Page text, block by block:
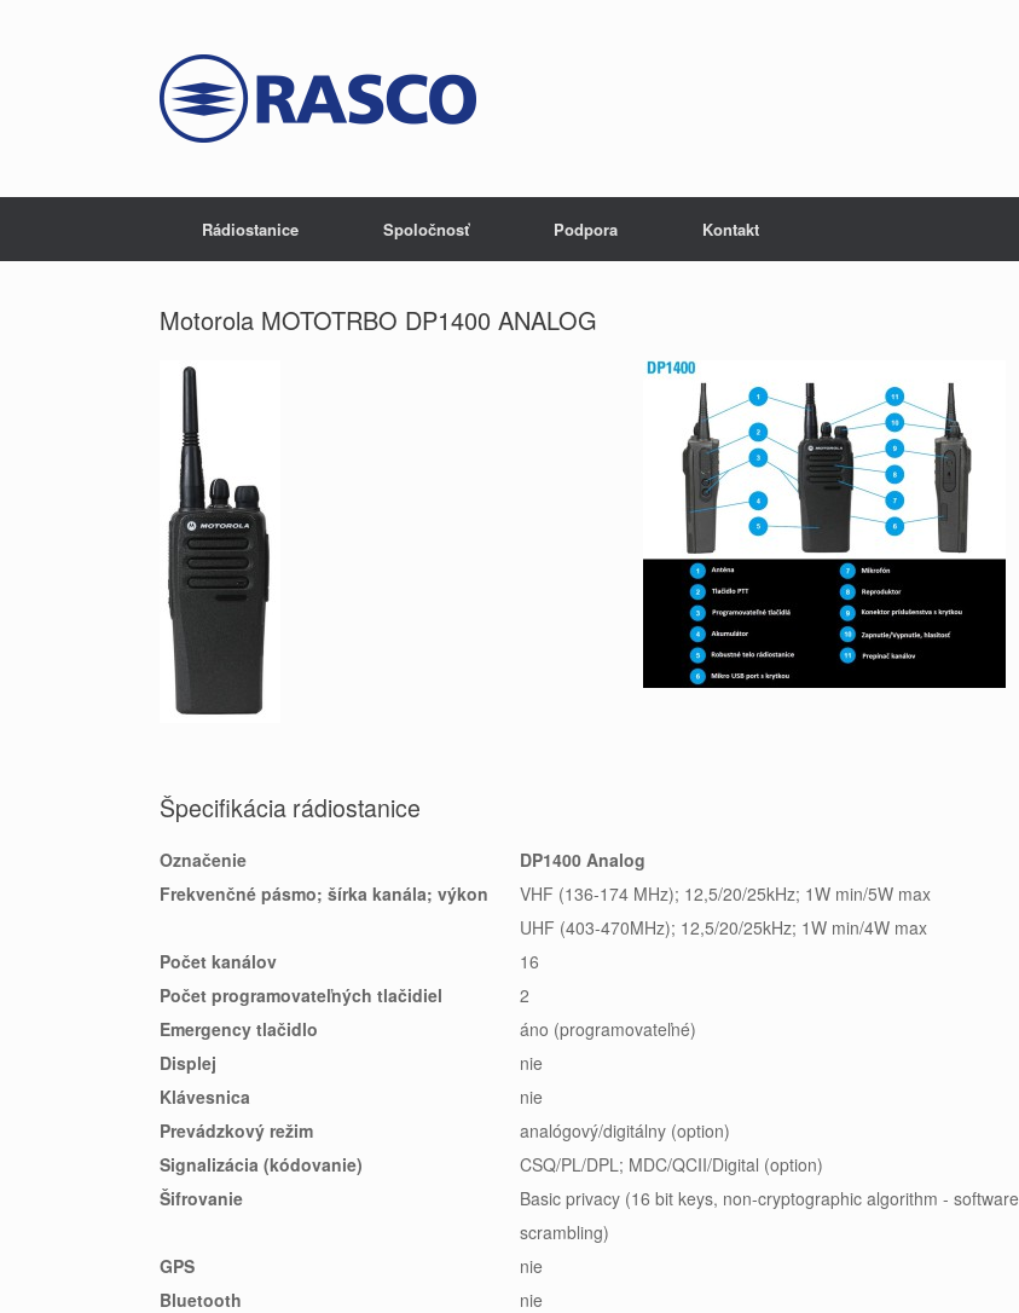
Rádiostanice Spoločnosť Podpora Kontakt
Motorola MOTOTRBO DP1400 ANALOG
Špecifikácia rádiostanice
Označenie
DP1400 Analog
Frekvenčné pásmo; šírka kanála; výkon
VHF (136-174 MHz); 12,5/20/25kHz; 1W min/5W max
UHF (403-470MHz); 12,5/20/25kHz; 1W min/4W max
Počet kanálov
16
Počet programovateľných tlačidiel
2
Emergency tlačidlo
áno (programovateľné)
Displej
nie
Klávesnica
nie
Prevádzkový režim
analógový/digitálny (option)
Signalizácia (kódovanie)
CSQ/PL/DPL; MDC/QCII/Digital (option)
Šifrovanie
Basic privacy (16 bit keys, non-cryptographic algorithm - software
scrambling)
GPS
nie
Bluetooth
nie